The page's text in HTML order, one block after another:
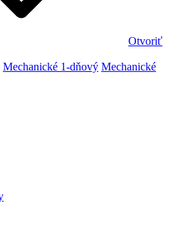
Otvoriť
Mechanické 1-dňový Mechanické